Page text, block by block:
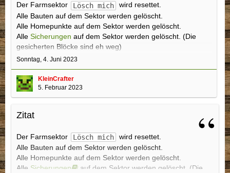
Der Farmsektor Lösch mich
wird resettet.
Alle Bauten auf dem Sektor werden gelöscht.
Alle Homepunkte auf dem Sektor werden gelöscht.
Alle Sicherungen auf dem Sektor werden gelöscht. (Die
gesicherten Blöcke sind eh weg)
Resettet werden Oberwelt,
Holt alles an Resourcen und ggf. Leuchtfeuer aus dem
Sektor, sonst ist es weg.
Sonntag, 4. Juni 2023
KleinCrafter
5. Februar 2023
Zitat
Der Farmsektor Lösch mich
wird resettet.
Alle Bauten auf dem Sektor werden gelöscht.
Alle Homepunkte auf dem Sektor werden gelöscht.
Alle Sicherungen
auf dem Sektor werden gelöscht. (Die